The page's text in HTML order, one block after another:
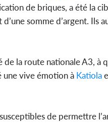
de briques, a été la
somme d’argent. Ils
la route nationale A3, à
une vive émotion à Katiola
de permettre